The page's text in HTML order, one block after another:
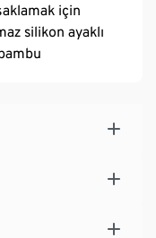
için
silikon ayaklı